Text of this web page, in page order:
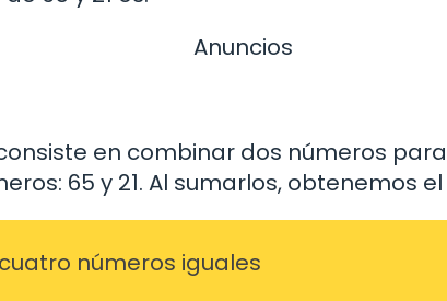
Anuncios
en combinar dos números
65 y 21. Al sumarlos, obtenemos
números iguales